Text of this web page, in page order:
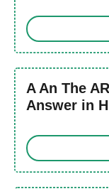
A An The
Answer in